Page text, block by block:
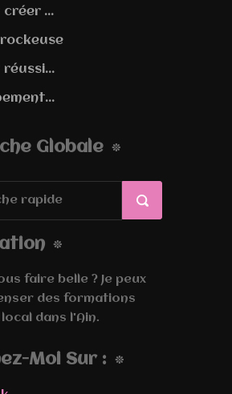
créer ...
réussi...
Globale
faire belle ? Je peux
des formations
dans l'Ain.
Moi Sur :